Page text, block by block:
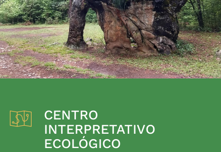
CENTRO
INTERPRETATIVO
ECOLÓGICO